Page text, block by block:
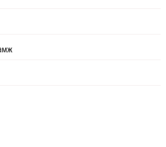
зохион байгуулав